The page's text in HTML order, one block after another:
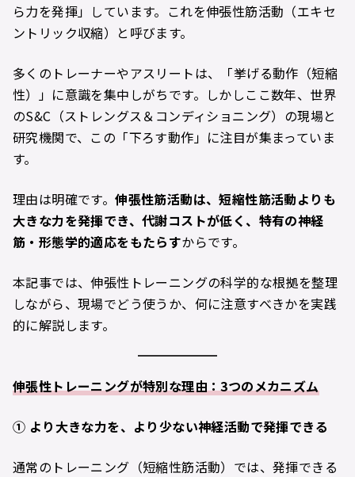
ら力を発揮」しています。これを伸張性筋活動（エキセ
ントリック収縮）と呼びます。
多くのトレーナーやアスリートは、「挙げる動作（短縮
性）」に意識を集中しがちです。しかしここ数年、世界
のS&C（ストレングス＆コンディショニング）の現場と
研究機関で、この「下ろす動作」に注目が集まっていま
す。
理由は明確です。伸張性筋活動は、短縮性筋活動よりも
大きな力を発揮でき、代謝コストが低く、特有の神経
筋・形態学的適応をもたらすからです。
本記事では、伸張性トレーニングの科学的な根拠を整理
しながら、現場でどう使うか、何に注意すべきかを実践
的に解説します。
伸張性トレーニングが特別な理由：3つのメカニズム
① より大きな力を、より少ない神経活動で発揮できる
通常のトレーニング（短縮性筋活動）では、発揮できる